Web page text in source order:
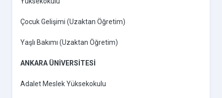
Çocuk Gelişimi (Uzaktan Öğretim)
Yaşlı Bakımı (Uzaktan Öğretim)
ANKARA ÜNİVERSİTESİ
Adalet Meslek Yüksekokulu